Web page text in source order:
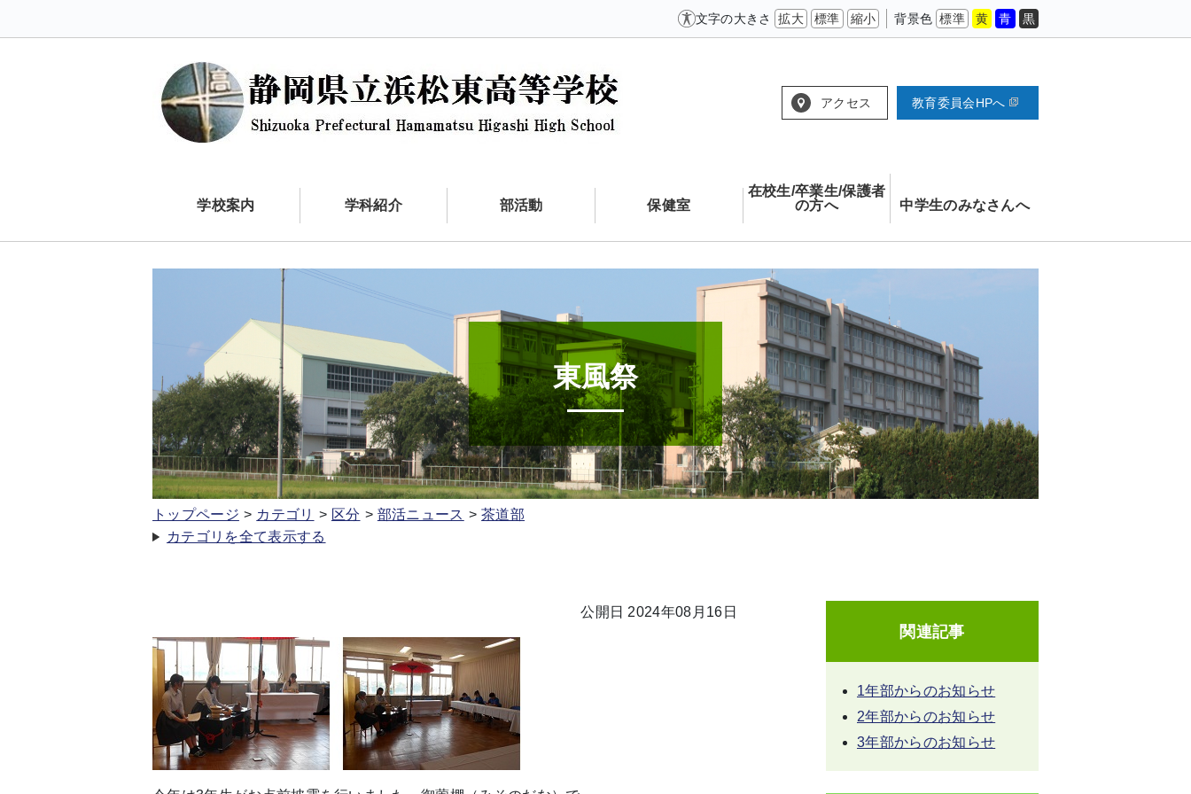
文字の大きさ 拡大 標準 縮小 背景色 標準 黄 青 黒
アクセス 教育委員会HPへ
学校案内 学科紹介 部活動 保健室
在校生/卒業生/保護者
の方へ
中学生のみなさんへ
東風祭
トップページ カテゴリ 区分 部活ニュース
茶道部
カテゴリを全て表示する
公開日 2024年08月16日
関連記事
1年部からのお知らせ
2年部からのお知らせ
3年部からのお知らせ